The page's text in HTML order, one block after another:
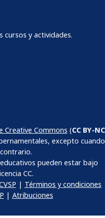
cursos y actividades.
Creative Commons (CC BY-NC
excepto cuando
pueden estar bajo
CC.
| Términos y condiciones
| Atribuciones